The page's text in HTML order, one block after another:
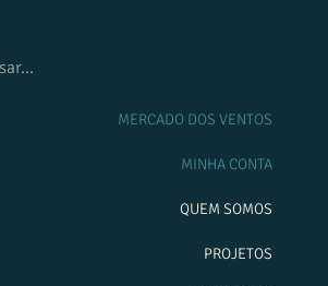
MERCADO DOS VENTOS
MINHA CONTA
QUEM SOMOS
PROJETOS